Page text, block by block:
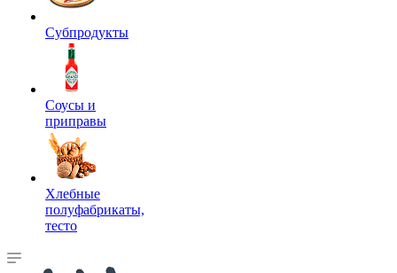
Субпродукты
Соусы и
приправы
Хлебные
полуфабрикаты,
тесто